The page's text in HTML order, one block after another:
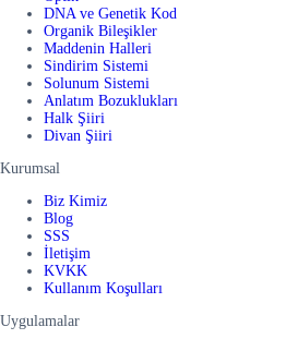
DNA ve Genetik Kod
Organik Bileşikler
Maddenin Halleri
Sindirim Sistemi
Solunum Sistemi
Anlatım Bozuklukları
Halk Şiiri
Divan Şiiri
Kurumsal
Biz Kimiz
Blog
SSS
İletişim
KVKK
Kullanım Koşulları
Uygulamalar